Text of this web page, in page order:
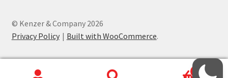
© Kenzer & Company 2026
Privacy Policy
Built with WooCommerce.